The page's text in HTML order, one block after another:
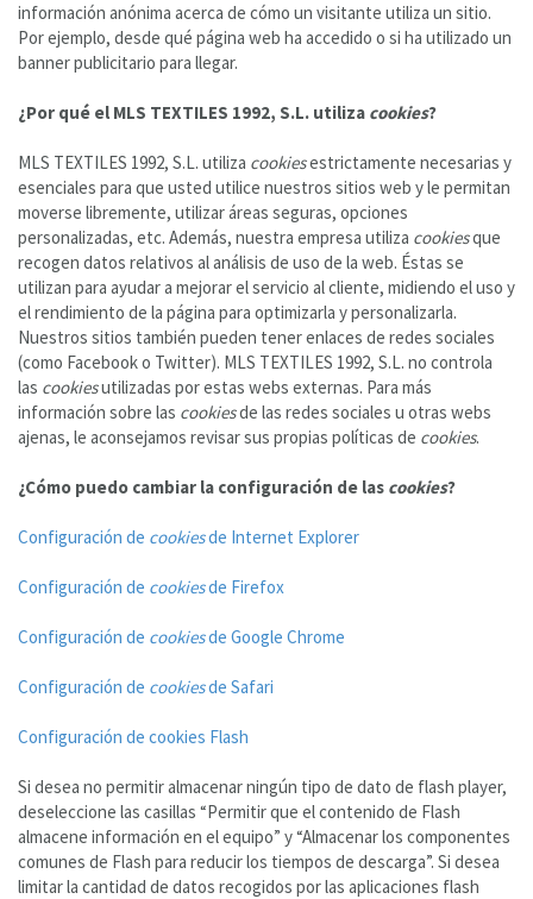
información anónima acerca de cómo un visitante utiliza un sitio.
Por ejemplo, desde qué página web ha accedido o si ha utilizado un
banner publicitario para llegar.
¿Por qué el MLS TEXTILES 1992, S.L. utiliza cookies?
MLS TEXTILES 1992, S.L. utiliza cookiesestrictamente necesarias y
esenciales para que usted utilice nuestros sitios web y le permitan
moverse libremente, utilizar áreas seguras, opciones
personalizadas, etc. Además, nuestra empresa utiliza cookiesque
recogen datos relativos al análisis de uso de la web. Éstas se
utilizan para ayudar a mejorar el servicio al cliente, midiendo el uso y
el rendimiento de la página para optimizarla y personalizarla.
Nuestros sitios también pueden tener enlaces de redes sociales
(como Facebook o Twitter). MLS TEXTILES 1992, S.L. no controla
las cookiesutilizadas por estas webs externas. Para más
información sobre las cookiesde las redes sociales u otras webs
ajenas, le aconsejamos revisar sus propias políticas de cookies.
¿Cómo puedo cambiar la configuración de las cookies?
Configuración de cookiesde Internet Explorer
Configuración de cookiesde Firefox
Configuración de cookiesde Google Chrome
Configuración de cookiesde Safari
Configuración de cookies Flash
Si desea no permitir almacenar ningún tipo de dato de flash player,
deseleccione las casillas “Permitir que el contenido de Flash
almacene información en el equipo” y “Almacenar los componentes
comunes de Flash para reducir los tiempos de descarga”. Si desea
limitar la cantidad de datos recogidos por las aplicaciones flash